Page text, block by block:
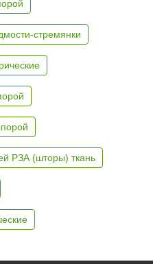
стремянки
РЗА (шторы) ткань